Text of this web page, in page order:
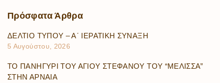
Πρόσφατα Άρθρα
ΔΕΛΤΙΟ ΤΥΠΟΥ – Α΄ ΙΕΡΑΤΙΚΗ ΣΥΝΑΞΗ
5 Αυγούστου, 2026
ΤΟ ΠΑΝΗΓΥΡΙ ΤΟΥ ΑΓΙΟΥ ΣΤΕΦΑΝΟΥ ΤΟΥ “ΜΕΛΙΣΣΑ”
ΣΤΗΝ ΑΡΝΑΙΑ